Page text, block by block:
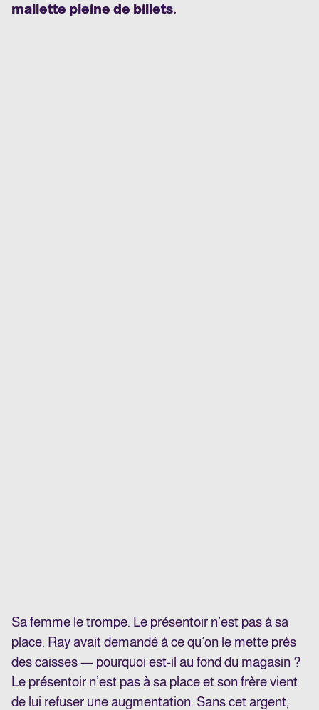
mallette pleine de billets.
Sa femme le trompe. Le présentoir n’est pas à sa
place. Ray avait demandé à ce qu’on le mette près
des caisses — pourquoi est-il au fond du magasin ?
Le présentoir n’est pas à sa place et son frère vient
de lui refuser une augmentation. Sans cet argent,